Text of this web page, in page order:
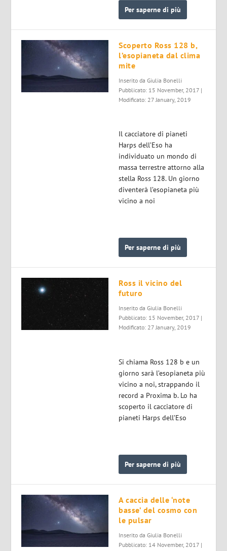
Per saperne di più
Scoperto Ross 128 b,
l’esopianeta dal clima
mite
Inserito da Giulia Bonelli
Pubblicato: 15 November, 2017 |
Modificato: 27 January, 2019
Il cacciatore di pianeti
Harps dell’Eso ha
individuato un mondo di
massa terrestre attorno alla
stella Ross 128. Un giorno
diventerà l’esopianeta più
vicino a noi
Per saperne di più
Ross il vicino del
futuro
Inserito da Giulia Bonelli
Pubblicato: 15 November, 2017 |
Modificato: 27 January, 2019
Si chiama Ross 128 b e un
giorno sarà l’esopianeta più
vicino a noi, strappando il
record a Proxima b. Lo ha
scoperto il cacciatore di
pianeti Harps dell’Eso
Per saperne di più
A caccia delle ‘note
basse’ del cosmo con
le pulsar
Inserito da Giulia Bonelli
Pubblicato: 14 November, 2017 |